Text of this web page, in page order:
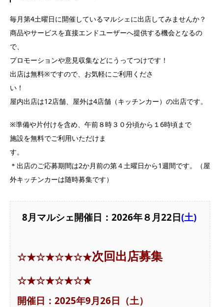
毎月第4土曜日に開催しているマルシェに出店してみませんか？
商品やサービスを直接エンドユーザーへ提供する機会となるの
で、
プロモーションや意見収集などにうってつけです！
出店は無料※ですので、お気軽にご利用くださ
い
屋内出店は12店舗、屋外は4店舗（キッチンカー）の出店です。
※準備や片付けを含め、午前８時３０分頃から１6時頃まで
施設を無料でご利用いただけま
す
＊出店のご応募期間は2か月前の第４土曜日から1週間です。（屋
外キッチンカーは随時募集です）
8月マルシェ開催日：2026年８月22日(土)
☆★☆★☆★☆★次回出店募集
☆★☆★☆★☆★
開催日：2025年9月26日（土）